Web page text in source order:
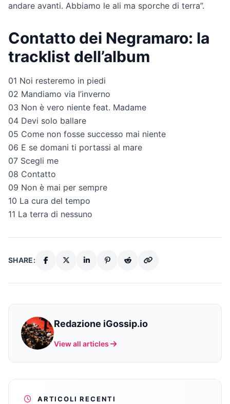
andare avanti. Abbiamo le ali ma sporche di terra”.
Contatto dei Negramaro: la
tracklist dell’album
01 Noi resteremo in piedi
02 Mandiamo via l’inverno
03 Non è vero niente feat. Madame
04 Devi solo ballare
05 Come non fosse successo mai niente
06 E se domani ti portassi al mare
07 Scegli me
08 Contatto
09 Non è mai per sempre
10 La cura del tempo
11 La terra di nessuno
SHARE:
Redazione iGossip.io
View all articles
ARTICOLI RECENTI